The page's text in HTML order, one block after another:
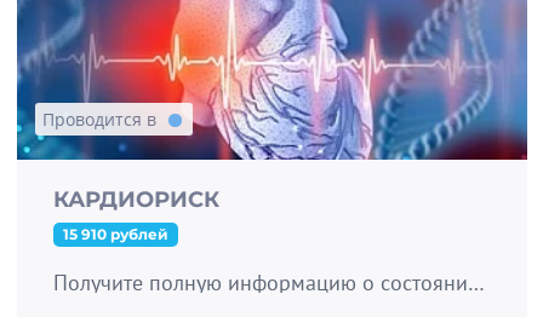
Проводится в
КАРДИОРИСК
15 910 рублей
Получите полную информацию о состоянии вашей сердечно-сосудистой системы.